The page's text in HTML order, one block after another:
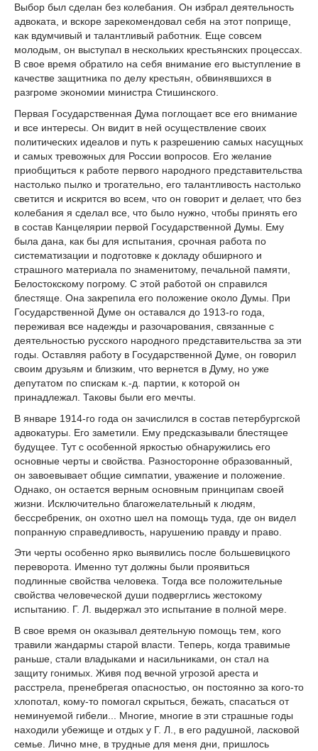
Выбор был сделан без колебания. Он избрал деятельность
адвоката, и вскоре зарекомендовал себя на этот поприще,
как вдумчивый и талантливый работник. Еще совсем
молодым, он выступал в нескольких крестьянских процессах.
В свое время обратило на себя внимание его выступление в
качестве защитника по делу крестьян, обвинявшихся в
разгроме экономии министра Стишинского.
Первая Государственная Дума поглощает все его внимание
и все интересы. Он видит в ней осуществление своих
политических идеалов и путь к разрешению самых насущных
и самых тревожных для России вопросов. Его желание
приобщиться к работе первого народного представительства
настолько пылко и трогательно, его талантливость настолько
светится и искрится во всем, что он говорит и делает, что без
колебания я сделал все, что было нужно, чтобы принять его
в состав Канцелярии первой Государственной Думы. Ему
была дана, как бы для испытания, срочная работа по
систематизации и подготовке к докладу обширного и
страшного материала по знаменитому, печальной памяти,
Белостокскому погрому. С этой работой он справился
блестяще. Она закрепила его положение около Думы. При
Государственной Думе он оставался до 1913-го года,
переживая все надежды и разочарования, связанные с
деятельностью русского народного представительства за эти
годы. Оставляя работу в Государственной Думе, он говорил
своим друзьям и близким, что вернется в Думу, но уже
депутатом по спискам к.-д. партии, к которой он
принадлежал. Таковы были его мечты.
В январе 1914-го года он зачислился в состав петербургской
адвокатуры. Его заметили. Ему предсказывали блестящее
будущее. Тут с особенной яркостью обнаружились его
основные черты и свойства. Разносторонне образованный,
он завоевывает общие симпатии, уважение и положение.
Однако, он остается верным основным принципам своей
жизни. Исключительно благожелательный к людям,
бессребреник, он охотно шел на помощь туда, где он видел
попранную справедливость, нарушению правду и право.
Эти черты особенно ярко выявились после большевицкого
переворота. Именно тут должны были проявиться
подлинные свойства человека. Тогда все положительные
свойства человеческой души подверглись жестокому
испытанию. Г. Л. выдержал это испытание в полной мере.
В свое время он оказывал деятельную помощь тем, кого
травили жандармы старой власти. Теперь, когда травимые
раньше, стали владыками и насильниками, он стал на
защиту гонимых. Живя под вечной угрозой ареста и
расстрела, пренебрегая опасностью, он постоянно за кого-то
хлопотал, кому-то помогал скрыться, бежать, спасаться от
неминуемой гибели... Многие, многие в эти страшные годы
находили убежище и отдых у Г. Л., в его радушной, ласковой
семье. Лично мне, в трудные для меня дни, пришлось